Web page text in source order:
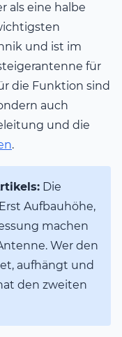
als eine halbe
und ist im
für
die Funktion sind
auch
und die
.
Die
Aufbauhöhe,
machen
Wer den
aufhängt und
den zweiten